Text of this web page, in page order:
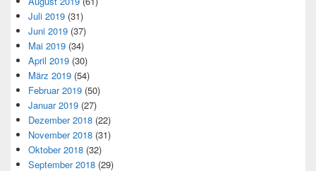
Juli 2019 (31)
Juni 2019 (37)
Mai 2019 (34)
April 2019 (30)
März 2019 (54)
Februar 2019 (50)
Januar 2019 (27)
Dezember 2018 (22)
November 2018 (31)
Oktober 2018 (32)
September 2018 (29)